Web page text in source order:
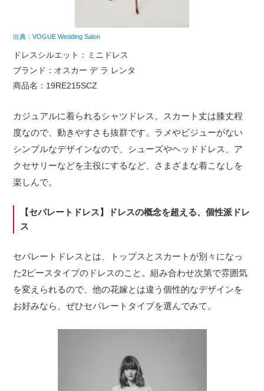
出典：VOGUE Wedding Salon
ドレスシルエット：ミニドレス
ブランド：オスカー デ ラ レンタ
商品名：19RE215SCZ
カジュアルに着られるシャツドレス。スカート丈は膝丈程
度なので、動きやすさも抜群です。ラメやビジューがない
シンプルなデザインなので、シューズやヘッドドレス、ア
クセサリーなどを主役にするなど、さまざまな着こなしを
楽しんで。
【セパレートドレス】ドレスの概念を超える、個性派ドレ
ス
セパレートドレスとは、トップスとスカートが別々になっ
た2ピースタイプのドレスのこと。組み合わせ次第で雰囲気
を変えられるので、他の花嫁とは違う個性的なデザインを
お好みなら、ぜひセパレートタイプを選んでみて。